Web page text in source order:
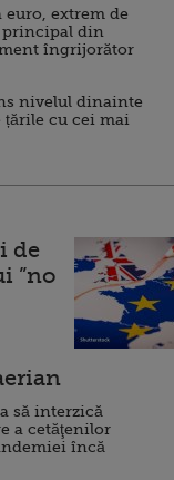
extrem de
din
îngrijorător
nivelul dinainte
cu cei mai
de
”no
să interzică
a cetăţenilor
încă